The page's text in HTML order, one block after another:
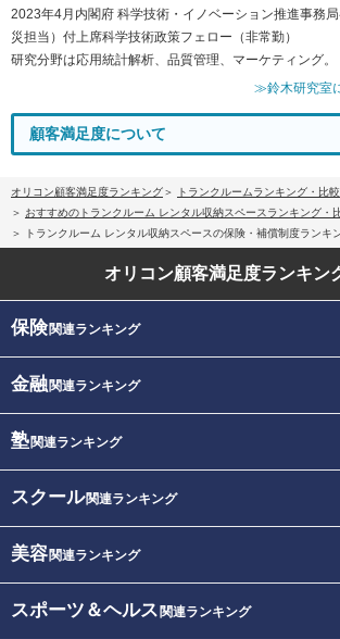
2023年4月内閣府 科学技術・イノベーション推進事務
災担当）付上席科学技術政策フェロー（非常勤）
研究分野は応用統計解析、品質管理、マーケティング。
≫鈴木研究室
顧客満足度について
オリコン顧客満足度ランキング
トランクルームランキング・比較
おすすめのトランクルーム レンタル収納スペースランキング・
トランクルーム レンタル収納スペースの保険・補償制度ランキ
オリコン顧客満足度ランキン
保険関連ランキング
金融関連ランキング
塾関連ランキング
スクール関連ランキング
美容関連ランキング
スポーツ＆ヘルス 関連ランキング